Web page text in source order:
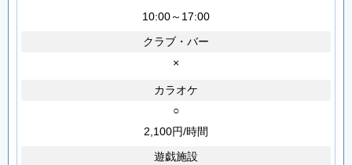
10:00～17:00
クラブ・バー
×
カラオケ
○
2,100円/時間
遊戯施設